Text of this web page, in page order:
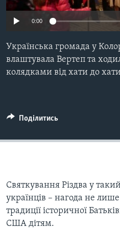
СУСПІЛЬСТВО
ІСТОРІЇ УСПІХУ УКРАЇНЦІВ
ТЕЛЕПРОГРАМИ
БРИФІНГ ГОЛОСУ АМЕРИКИ
СТУДІЯ ВАШИНГТОН
Learning English
Мови
0:00
Українська громада у
влаштувала Вертеп та
колядками від хати до
Поділитись
Святкування Різдва у
українців – нагода не
традиції історичної
США дітям.